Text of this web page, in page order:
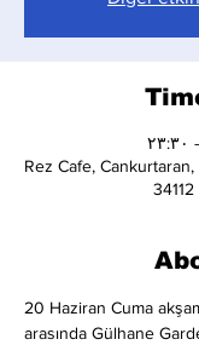
Rez Cafe,
20 Haziran Cuma
arasında Gülhane